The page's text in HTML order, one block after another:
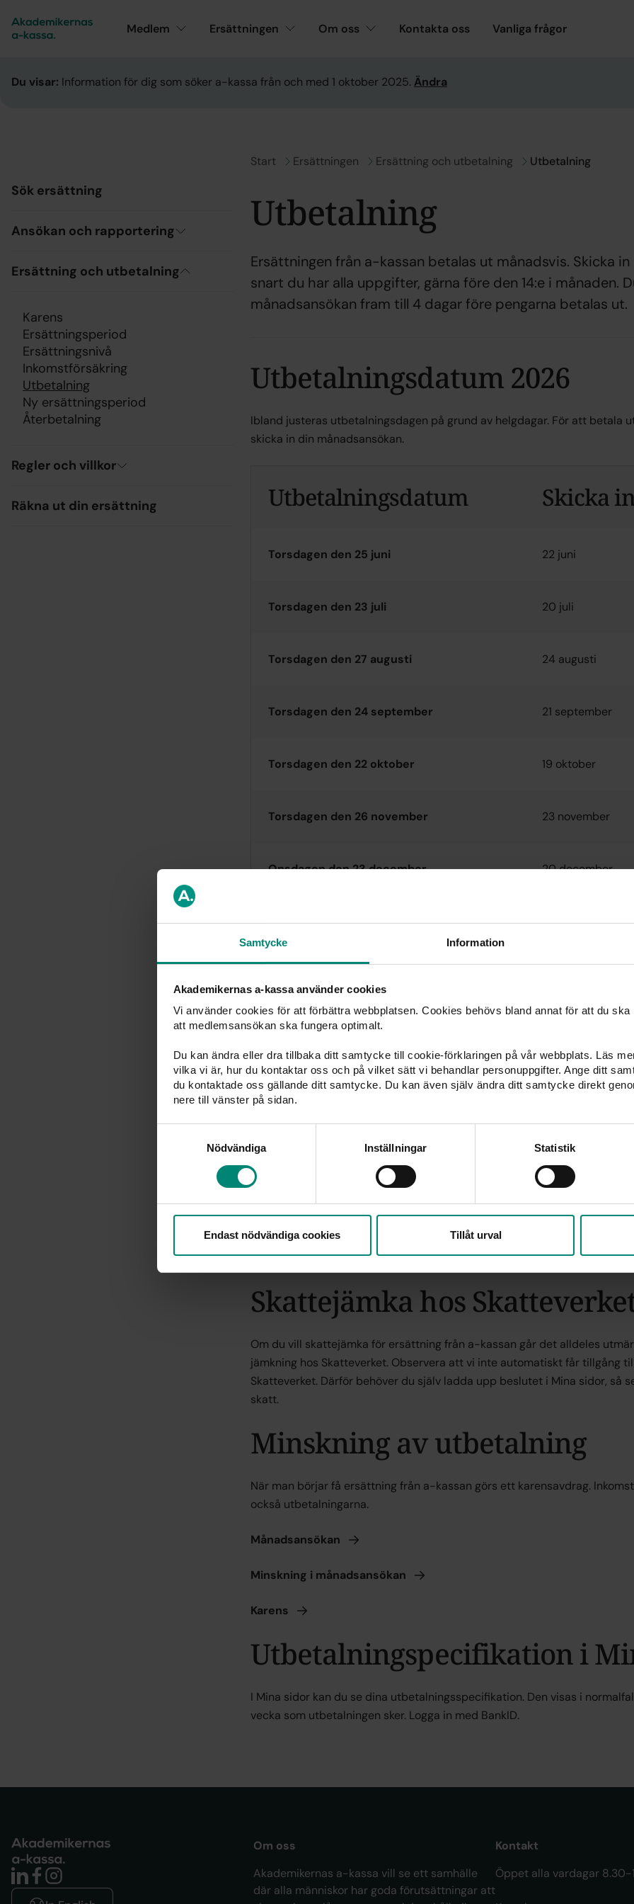
Samtycke Information
Akademikernas a-kassa använder cookies
Vi använder cookies för att förbättra webbplatsen. Cookies behövs bland annat för att du
att medlemsansökan ska fungera optimalt.
Du kan ändra eller dra tillbaka ditt samtycke till cookie-förklaringen på vår webbplats. Läs
vilka vi är, hur du kontaktar oss och på vilket sätt vi behandlar personuppgifter. Ange ditt
du kontaktade oss gällande ditt samtycke. Du kan även själv ändra ditt samtycke direkt
nere till vänster på sidan.
Nödvändiga
Inställningar Statistik
Endast nödvändiga cookies Tillåt urval
Medlem Ersättningen Om oss Kontakta oss Vanliga frågor
Du visar: Information för dig som söker a-kassa från och med 1 oktober 2025. Ändra
Sök ersättning
Ansökan och rapportering
Ersättning och utbetalning
Karens
Ersättningsperiod
Ersättningsnivå
Inkomstförsäkring
Utbetalning
Ny ersättningsperiod
Återbetalning
Regler och villkor
Räkna ut din ersättning
Gå till
Start Gå till
Ersättningen Gå till
Ersättning och utbetalning Utbetalning
Utbetalning
Ersättningen från a-kassan betalas ut månadsvis. Skicka
snart du har alla uppgifter, gärna före den 14:e i månaden.
månadsansökan fram till 4 dagar före pengarna betalas ut.
Utbetalningsdatum 2026
Ibland justeras utbetalningsdagen på grund av helgdagar. För att betala
skicka in din månadsansökan.
Utbetalningsdatum Skicka
Torsdagen den 25 juni 22 juni
Torsdagen den 23 juli 20 juli
Torsdagen den 27 augusti 24 augusti
Torsdagen den 24 september 21 september
Torsdagen den 22 oktober 19 oktober
Torsdagen den 26 november 23 november
Onsdagen den 23 december 20 december
Onsdagen den 30 december 27 december
Din första utbetalning
I ditt beslutsbrev ser du vilket datum du får din första utbetalning.
månad. Ersättningen för en månad betalas tidigast ut månaden efter. Till
ersättningen för oktober i de flesta fall ut i november.
Anmäl bankkonto direkt
Anmäl till vilket bankkonto och vilken bank du vill ha din ersättning
det i samband med att du ansöker om ersättning – så slipper du få en
pengar att lösa ut. Du behöver inte ha ett konto i Swedbank, det är de
utbetalningen av ersättning.
Till swedbank.se/kontoregister
Skattejämka hos
Om du vill skattejämka för ersättning från a-kassan går det alldeles
jämkning hos Skatteverket. Observera att vi inte automatiskt får tillgång
Skatteverket. Därför behöver du själv ladda upp beslutet i Mina sidor, så
skatt.
Minskning av utbetalning
När man börjar få ersättning från a-kassan görs ett karensavdrag.
också utbetalningarna.
Månadsansökan
Minskning i månadsansökan
Karens
Utbetalningspecifikation i
I Mina sidor kan du se dina utbetalningsspecifikation. Den visas i
vecka som utbetalningen sker. Logga in med BankID.
Om oss
Akademikernas a-kassa vill se ett samhälle
där alla människor har goda förutsättningar att
Kontakt
Öppet alla vardagar 8.30-